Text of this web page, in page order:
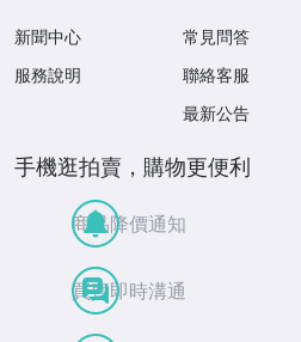
新聞中心
服務說明
常見問答
聯絡客服
最新公告
手機逛拍賣，購物更便利
商品降價通知
買賣即時溝通